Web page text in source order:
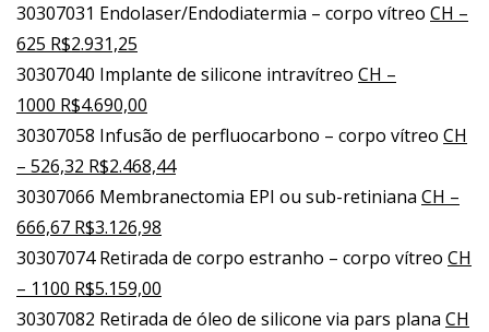
30307031 Endolaser/Endodiatermia – corpo vítreo CH –
625 R$2.931,25
30307040 Implante de silicone intravítreo CH –
1000 R$4.690,00
30307058 Infusão de perfluocarbono – corpo vítreo CH
– 526,32 R$2.468,44
30307066 Membranectomia EPI ou sub-retiniana CH –
666,67 R$3.126,98
30307074 Retirada de corpo estranho – corpo vítreo CH
– 1100 R$5.159,00
30307082 Retirada de óleo de silicone via pars plana CH